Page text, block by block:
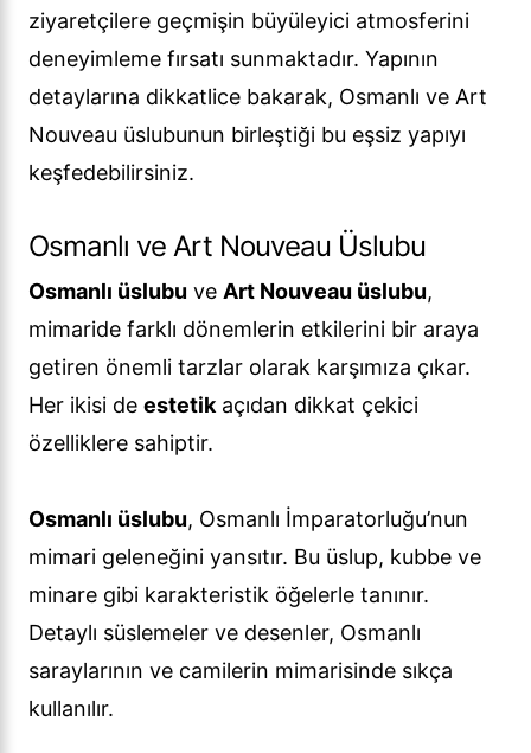
ziyaretçilere geçmişin büyüleyici atmosferini
deneyimleme fırsatı sunmaktadır. Yapının
detaylarına dikkatlice bakarak, Osmanlı ve Art
Nouveau üslubunun birleştiği bu eşsiz yapıyı
keşfedebilirsiniz.
Osmanlı ve Art Nouveau Üslubu
Osmanlı üslubu ve Art Nouveau üslubu,
mimaride farklı dönemlerin etkilerini bir araya
getiren önemli tarzlar olarak karşımıza çıkar.
Her ikisi de estetik açıdan dikkat çekici
özelliklere sahiptir.
Osmanlı üslubu, Osmanlı İmparatorluğu’nun
mimari geleneğini yansıtır. Bu üslup, kubbe ve
minare gibi karakteristik öğelerle tanınır.
Detaylı süslemeler ve desenler, Osmanlı
saraylarının ve camilerin mimarisinde sıkça
kullanılır.